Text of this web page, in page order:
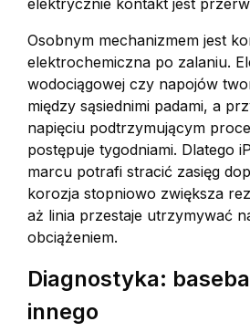
elektrycznie kontakt jest
Osobnym mechanizmem jest
elektrochemiczna po zalaniu.
wodociągowej czy napojów
między sąsiednimi padami, a
napięciu podtrzymującym
postępuje tygodniami. Dlatego
marcu potrafi stracić zasięg
korozja stopniowo zwiększa
aż linia przestaje utrzymywać
obciążeniem.
Diagnostyka:
innego